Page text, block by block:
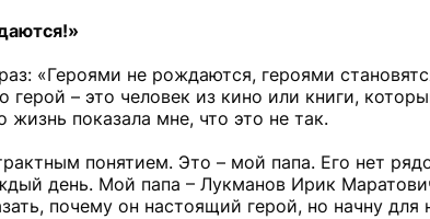
«Героями не рождаются, героями
герой – это человек из кино или книги,
показала мне, что это не так.
понятием. Это – мой папа. Его нет
день. Мой папа – Лукманов Ирик
почему он настоящий герой, но начну